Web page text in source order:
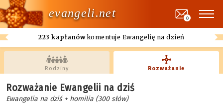
evangeli.net
223 kapłanówkomentuje Ewangelię na dzień
0
Rodziny Rozważanie
Rozważanie Ewangelii na dziś
Ewangelia na dziś + homilia (300 słów)